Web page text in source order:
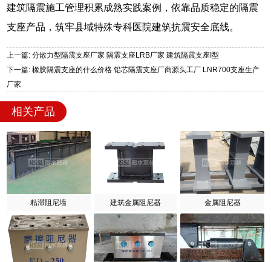
建筑隔震施工管理积累成熟实践案例，依靠品质稳定的隔震
支座产品，筑牢县域特殊专科医院建筑抗震安全底线。
上一篇: 分散力型隔震支座厂家 隔震支座LRB厂家 建筑隔震支座I型
下一篇: 橡胶隔震支座的什么价格 铅芯隔震支座厂商源头工厂 LNR700支座生产
厂家
相关产品
粘滞阻尼墙 建筑金属阻尼器 金属阻尼器